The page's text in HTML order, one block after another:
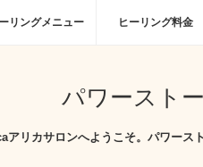
リングメニュー ヒーリング料金
パワースト
アリカサロンへようこそ。パワース